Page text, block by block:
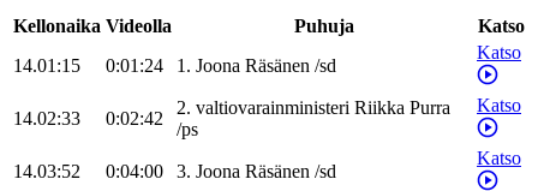
Kellonaika Videolla Puhuja
Katso
14.01:15
0:01:24 1. Joona Räsänen /sd
Katso
14.02:33 0:02:42
2. valtiovarainministeri Riikka Purra
/ps
Katso
14.03:52 0:04:00 3. Joona Räsänen /sd
Katso